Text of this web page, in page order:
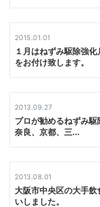
2015.01.01
１月はねずみ駆除強
をお付け致します。
2013.09.27
プロが勧めるねずみ駆
奈良、京都、三...
2013.08.01
大阪市中央区の大手
いしました。